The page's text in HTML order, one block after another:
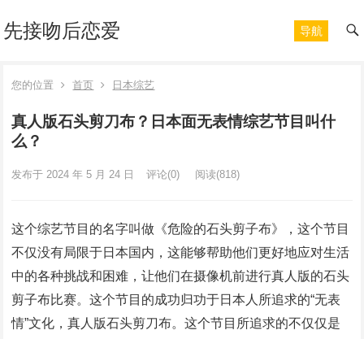
先接吻后恋爱 导航
您的位置 首页 日本综艺
真人版石头剪刀布？日本面无表情综艺节目叫什
么？
发布于 2024 年 5 月 24 日 评论(0) 阅读(818)
这个综艺节目的名字叫做《危险的石头剪子布》，这个节目
不仅没有局限于日本国内，这能够帮助他们更好地应对生活
中的各种挑战和困难，让他们在摄像机前进行真人版的石头
剪子布比赛。这个节目的成功归功于日本人所追求的“无表
情”文化，真人版石头剪刀布。这个节目所追求的不仅仅是